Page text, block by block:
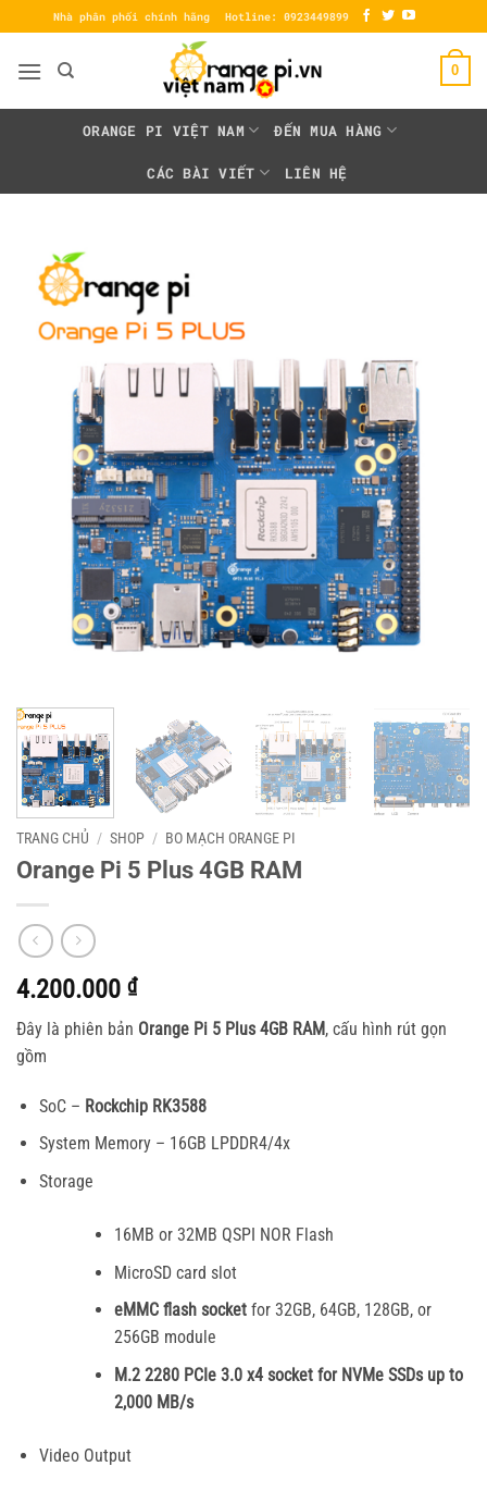
qua
nội
Nhà phân phối chính hãng Hotline: 0923449899
0
ORANGE PI VIỆT NAM ĐẾN MUA HÀNG
CÁC BÀI VIẾT LIÊN HỆ
TRANG CHỦ / SHOP / BO MẠCH ORANGE PI
Orange Pi 5 Plus 4GB RAM
4.200.000 ₫
Đây là phiên bản Orange Pi 5 Plus 4GB RAM, cấu hình rút gọn
gồm
SoC – Rockchip RK3588
System Memory – 16GB LPDDR4/4x
Storage
16MB or 32MB QSPI NOR Flash
MicroSD card slot
eMMC flash socketfor 32GB, 64GB, 128GB, or
256GB module
M.2 2280 PCIe 3.0 x4 socket for NVMe SSDs up to
2,000 MB/s
Video Output